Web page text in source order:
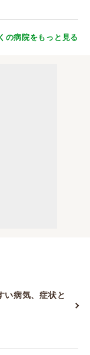
の病院をもっと見る
い病気、症状と